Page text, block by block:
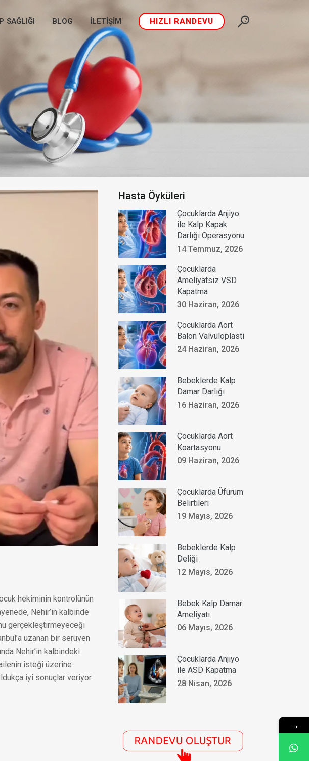
HIZLI RANDEVU
SAĞLIĞI BLOG İLETIŞIM
hekiminin kontrolünün
Nehir’in kalbinde
gerçekleştirmeyeceği
uzanan bir serüven
Nehir’in kalbindeki
isteği üzerine
iyi sonuçlar veriyor.
Hasta Öyküleri
Çocuklarda Anjiyo
ile Kalp Kapak
Darlığı Operasyonu
14 Temmuz, 2026
Çocuklarda
Ameliyatsız VSD
Kapatma
30 Haziran, 2026
Çocuklarda Aort
Balon Valvüloplasti
24 Haziran, 2026
Bebeklerde Kalp
Damar Darlığı
16 Haziran, 2026
Çocuklarda Aort
Koartasyonu
09 Haziran, 2026
Çocuklarda Üfürüm
Belirtileri
19 Mayıs, 2026
Bebeklerde Kalp
Deliği
12 Mayıs, 2026
Bebek Kalp Damar
Ameliyatı
06 Mayıs, 2026
Çocuklarda Anjiyo
ile ASD Kapatma
28 Nisan, 2026
→